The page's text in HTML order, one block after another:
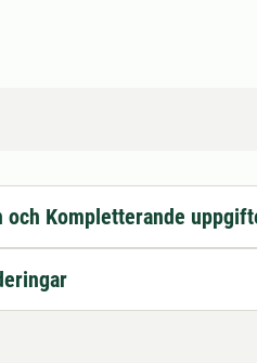
och Kompletterande